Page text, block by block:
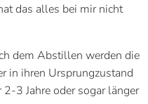
das alles bei mir nicht
dem Abstillen werden die
in ihren Ursprungzustand
3 Jahre oder sogar länger